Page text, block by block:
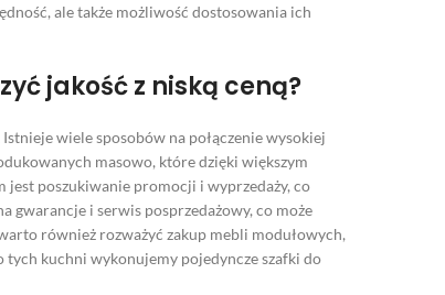
ale także możliwość dostosowania ich
jakość z niską ceną?
wiele sposobów na połączenie wysokiej
masowo, które dzięki większym
jest poszukiwanie promocji i wyprzedaży, co
gwarancje i serwis posprzedażowy, co może
również rozważyć zakup mebli modułowych,
tych kuchni wykonujemy pojedyncze szafki do